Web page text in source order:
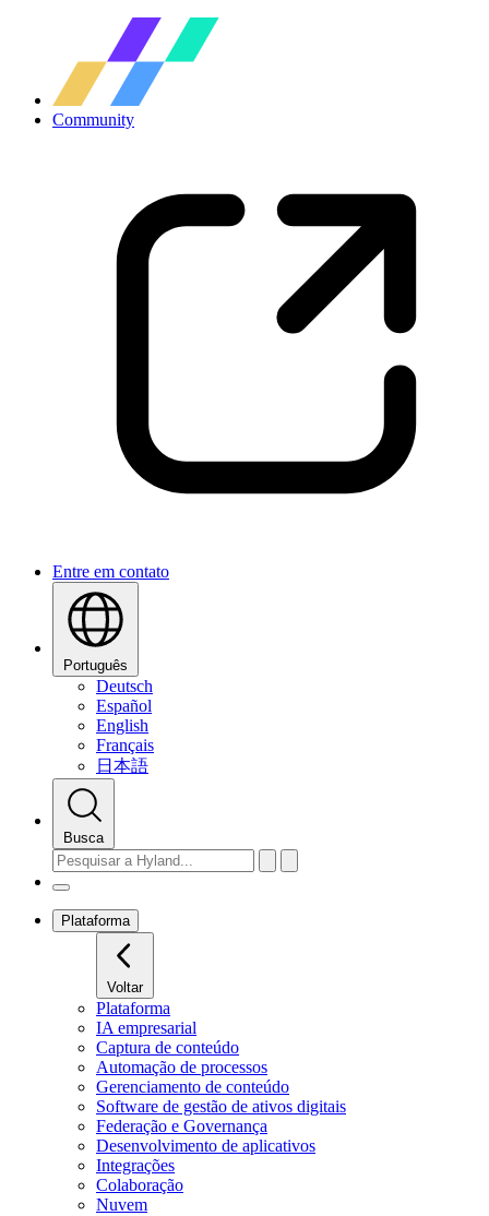
Community
Entre em contato
Português
Deutsch
Español
English
Français
日本語
Busca
Plataforma
Voltar
Plataforma
IA empresarial
Captura de conteúdo
Automação de processos
Gerenciamento de conteúdo
Software de gestão de ativos digitais
Federação e Governança
Desenvolvimento de aplicativos
Integrações
Colaboração
Nuvem